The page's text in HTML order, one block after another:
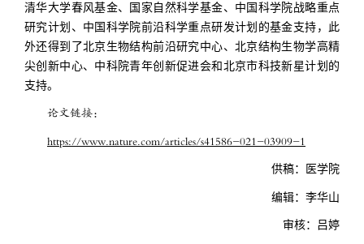
清华大学春风基金、国家自然科学基金、中国科学院战略重点
研究计划、中国科学院前沿科学重点研发计划的基金支持，此
外还得到了北京生物结构前沿研究中心、北京结构生物学高精
尖创新中心、中科院青年创新促进会和北京市科技新星计划的
支持。
论文链接：
https://www.nature.com/articles/s41586-021-03909-1
供稿：医学院
编辑：李华山
审核：吕婷